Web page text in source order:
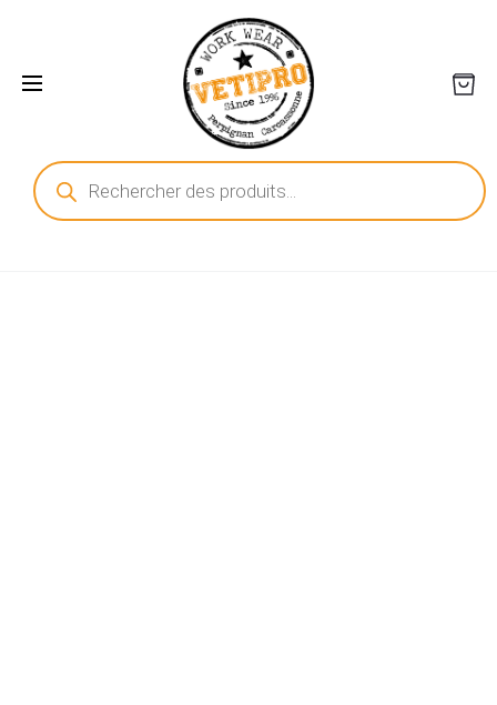
Recherche
de
produits